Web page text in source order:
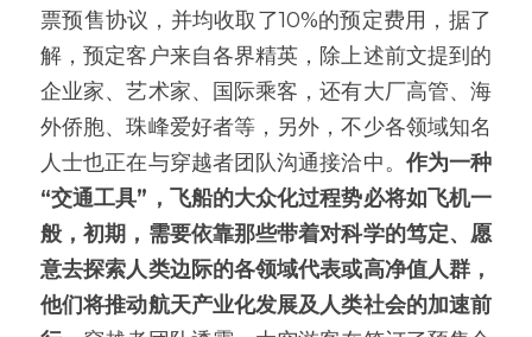
票预售协议，并均收取了10%的预定费用，据了
解，预定客户来自各界精英，除上述前文提到的
企业家、艺术家、国际乘客，还有大厂高管、海
外侨胞、珠峰爱好者等，另外，不少各领域知名
人士也正在与穿越者团队沟通接洽中。 作为一种
“交通工具”，飞船的大众化过程势必将如飞机一
般，初期，需要依靠那些带着对科学的笃定、愿
意去探索人类边际的各领域代表或高净值人群，
他们将推动航天产业化发展及人类社会的加速前